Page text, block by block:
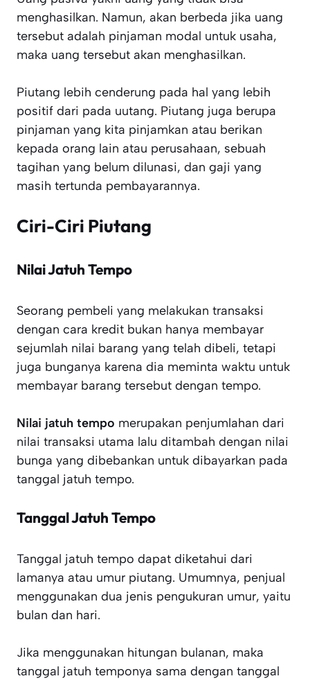
menghasilkan. Namun, akan berbeda jika uang
tersebut adalah pinjaman modal untuk usaha,
maka uang tersebut akan menghasilkan.
Piutang lebih cenderung pada hal yang lebih
positif dari pada uutang. Piutang juga berupa
pinjaman yang kita pinjamkan atau berikan
kepada orang lain atau perusahaan, sebuah
tagihan yang belum dilunasi, dan gaji yang
masih tertunda pembayarannya.
Ciri-Ciri Piutang
Nilai Jatuh Tempo
Seorang pembeli yang melakukan transaksi
dengan cara kredit bukan hanya membayar
sejumlah nilai barang yang telah dibeli, tetapi
juga bunganya karena dia meminta waktu untuk
membayar barang tersebut dengan tempo.
Nilai jatuh tempo merupakan penjumlahan dari
nilai transaksi utama lalu ditambah dengan nilai
bunga yang dibebankan untuk dibayarkan pada
tanggal jatuh tempo.
Tanggal Jatuh Tempo
Tanggal jatuh tempo dapat diketahui dari
lamanya atau umur piutang. Umumnya, penjual
menggunakan dua jenis pengukuran umur, yaitu
bulan dan hari.
Jika menggunakan hitungan bulanan, maka
tanggal jatuh temponya sama dengan tanggal